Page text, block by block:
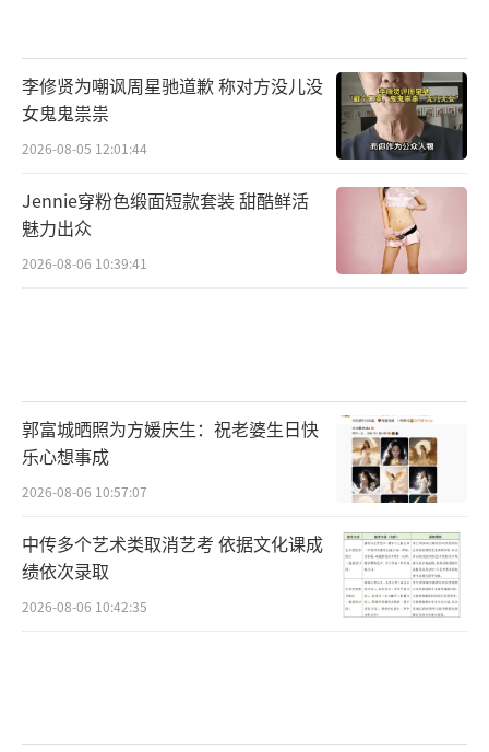
李修贤为嘲讽周星驰道歉 称对方没儿没
女鬼鬼祟祟
2026-08-05 12:01:44
Jennie穿粉色缎面短款套装 甜酷鲜活
魅力出众
2026-08-06 10:39:41
郭富城晒照为方媛庆生：祝老婆生日快
乐心想事成
2026-08-06 10:57:07
中传多个艺术类取消艺考 依据文化课成
绩依次录取
2026-08-06 10:42:35